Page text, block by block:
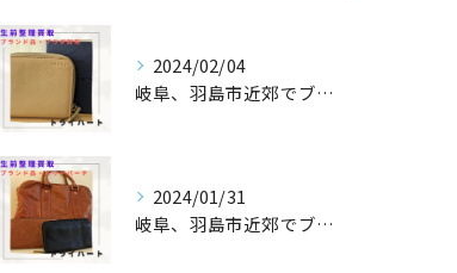
2024/02/04
岐阜、羽島市近郊でブランド財布の生前整理・買取なら【トライハ...
2024/01/31
岐阜、羽島市近郊でブランドバッグ・財布の生前整理・買取なら【...